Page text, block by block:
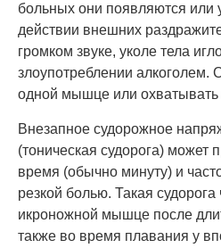
больных они появляются или
действии внешних
громком звуке, уколе тела
злоупотреблении алкоголем.
одной мышце или
Внезапное судорожное
(тоническая судорога) может
время (обычно минуту) и
резкой болью. Такая
икроножной мышце после
также во время плавания у